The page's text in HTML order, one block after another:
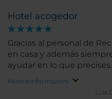
Hotel acogedor
Gracias al personal de
en casa y además
ayudar en lo que precises.
Mostra informazioni
Luis